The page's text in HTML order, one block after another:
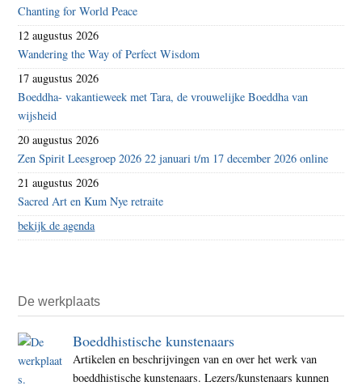
Chanting for World Peace
12 augustus 2026
Wandering the Way of Perfect Wisdom
17 augustus 2026
Boeddha- vakantieweek met Tara, de vrouwelijke Boeddha van
wijsheid
20 augustus 2026
Zen Spirit Leesgroep 2026 22 januari t/m 17 december 2026 online
21 augustus 2026
Sacred Art en Kum Nye retraite
bekijk de agenda
De werkplaats
Boeddhistische kunstenaars
Artikelen en beschrijvingen van en over het werk van
boeddhistische kunstenaars. Lezers/kunstenaars kunnen